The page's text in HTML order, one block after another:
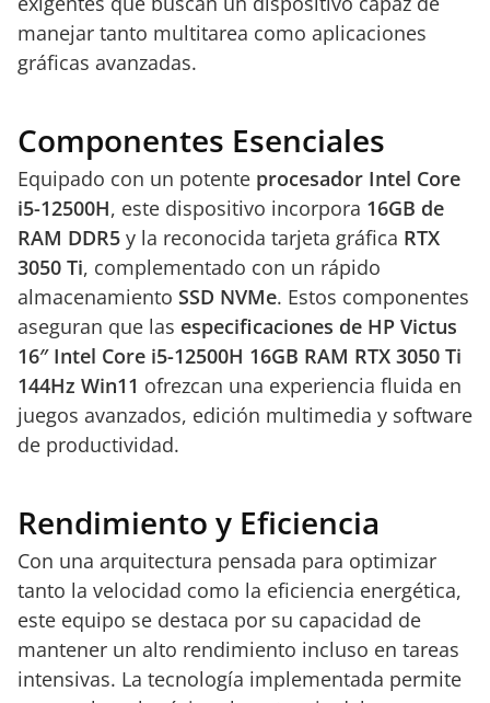
manejar tanto multitarea como aplicaciones
gráficas avanzadas.
Componentes Esenciales
Equipado con un potente procesador Intel Core
i5-12500H, este dispositivo incorpora 16GB de
RAM DDR5 y la reconocida tarjeta gráfica RTX
3050 Ti, complementado con un rápido
almacenamiento SSD NVMe. Estos componentes
aseguran que las especificaciones de HP Victus
16″ Intel Core i5-12500H 16GB RAM RTX 3050 Ti
144Hz Win11 ofrezcan una experiencia fluida en
juegos avanzados, edición multimedia y software
de productividad.
Rendimiento y Eficiencia
Con una arquitectura pensada para optimizar
tanto la velocidad como la eficiencia energética,
este equipo se destaca por su capacidad de
mantener un alto rendimiento incluso en tareas
intensivas. La tecnología implementada permite